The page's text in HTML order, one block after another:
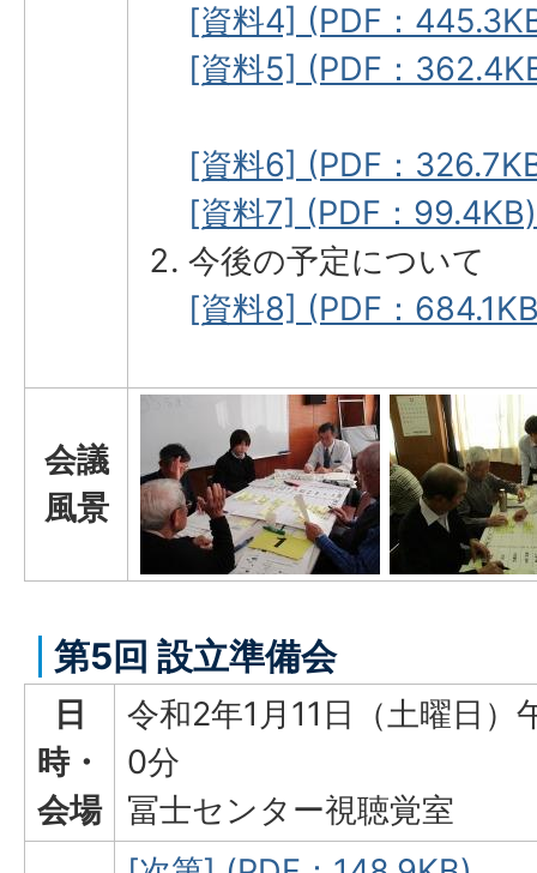
[資料4] (PDF：
[資料5] (PDF：
[資料6] (PDF：
[資料7] (PDF：99.4KB)
今後の予定について
[資料8] (PDF：
会議
風景
第5回 設立準備会
日
時・
会場
令和2年1月11日（土曜日
0分
冨士センター視聴覚室